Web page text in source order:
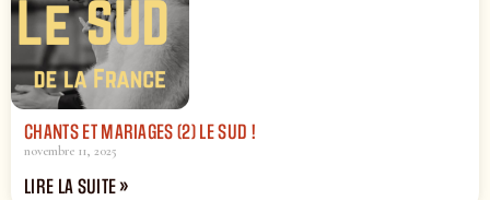
CHANTS ET MARIAGES (2) LE SUD !
novembre 11, 2025
LIRE LA SUITE »